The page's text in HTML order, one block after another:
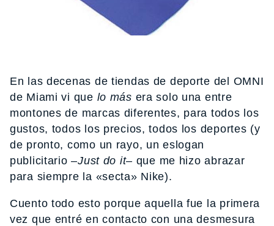
En las decenas de tiendas de deporte del OMNI
de Miami vi que lo más era solo una entre
montones de marcas diferentes, para todos los
gustos, todos los precios, todos los deportes (y
de pronto, como un rayo, un eslogan
publicitario –Just do it– que me hizo abrazar
para siempre la «secta» Nike).
Cuento todo esto porque aquella fue la primera
vez que entré en contacto con una desmesura